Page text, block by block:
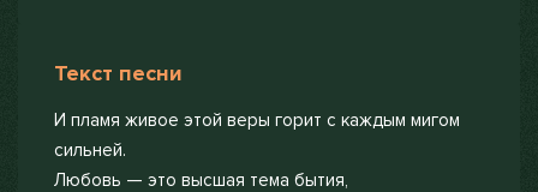
Текст песни
И пламя живое этой веры горит с каждым мигом
сильней.
Любовь — это высшая тема бытия,